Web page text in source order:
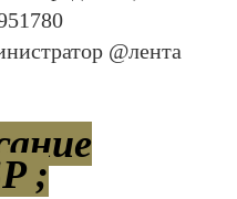
@лента
;